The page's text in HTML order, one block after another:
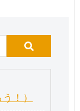
！）